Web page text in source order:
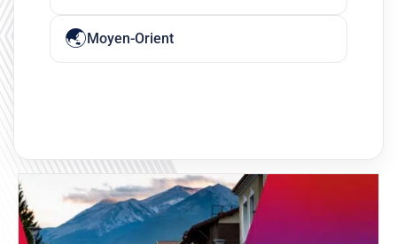
Moyen-Orient